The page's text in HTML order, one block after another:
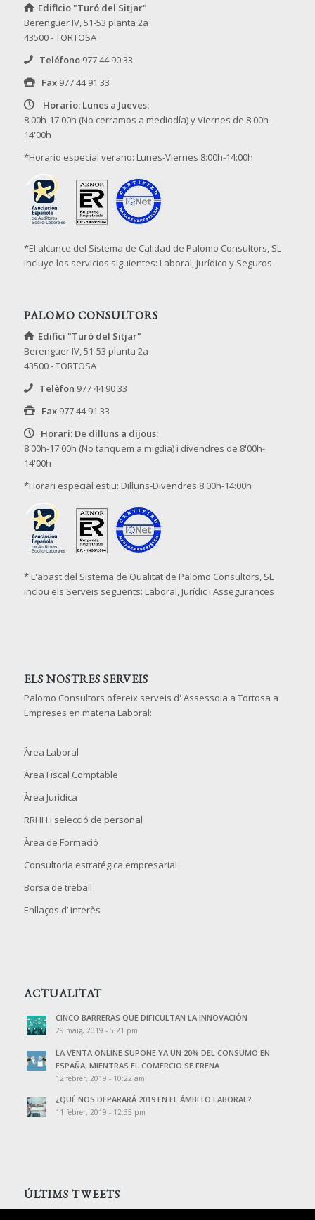
Edificio "Turó del Sitjar"
Berenguer IV, 51-53 planta 2a
43500 - TORTOSA
Teléfono 977 44 90 33
Fax 977 44 91 33
Horario: Lunes a Jueves:
8'00h-17'00h (No cerramos a mediodía) y Viernes de 8'00h-
14'00h
*Horario especial verano: Lunes-Viernes 8:00h-14:00h
*El alcance del Sistema de Calidad de Palomo Consultors, SL
incluye los servicios siguientes: Laboral, Jurídico y Seguros
PALOMO CONSULTORS
Edifici "Turó del Sitjar"
Berenguer IV, 51-53 planta 2a
43500 - TORTOSA
Telèfon 977 44 90 33
Fax 977 44 91 33
Horari: De dilluns a dijous:
8'00h-17'00h (No tanquem a migdia) i divendres de 8'00h-
14'00h
*Horari especial estiu: Dilluns-Divendres 8:00h-14:00h
* L'abast del Sistema de Qualitat de Palomo Consultors, SL
inclou els Serveis següents: Laboral, Jurídic i Assegurances
ELS NOSTRES SERVEIS
Palomo Consultors ofereix serveis d' Assessoia a Tortosa a
Empreses en materia Laboral:
Àrea Laboral
Àrea Fiscal Comptable
Àrea Jurídica
RRHH i selecció de personal
Àrea de Formació
Consultoría estratégica empresarial
Borsa de treball
Enllaços d’ interès
ACTUALITAT
CINCO BARRERAS QUE DIFICULTAN LA INNOVACIÓN
29 maig, 2019 - 5:21 pm
LA VENTA ONLINE SUPONE YA UN 20% DEL CONSUMO EN
ESPAÑA, MIENTRAS EL COMERCIO SE FRENA
12 febrer, 2019 - 10:22 am
¿QUÉ NOS DEPARARÁ 2019 EN EL ÁMBITO LABORAL?
11 febrer, 2019 - 12:35 pm
ÚLTIMS TWEETS
Tweets de @PalomoAssessors